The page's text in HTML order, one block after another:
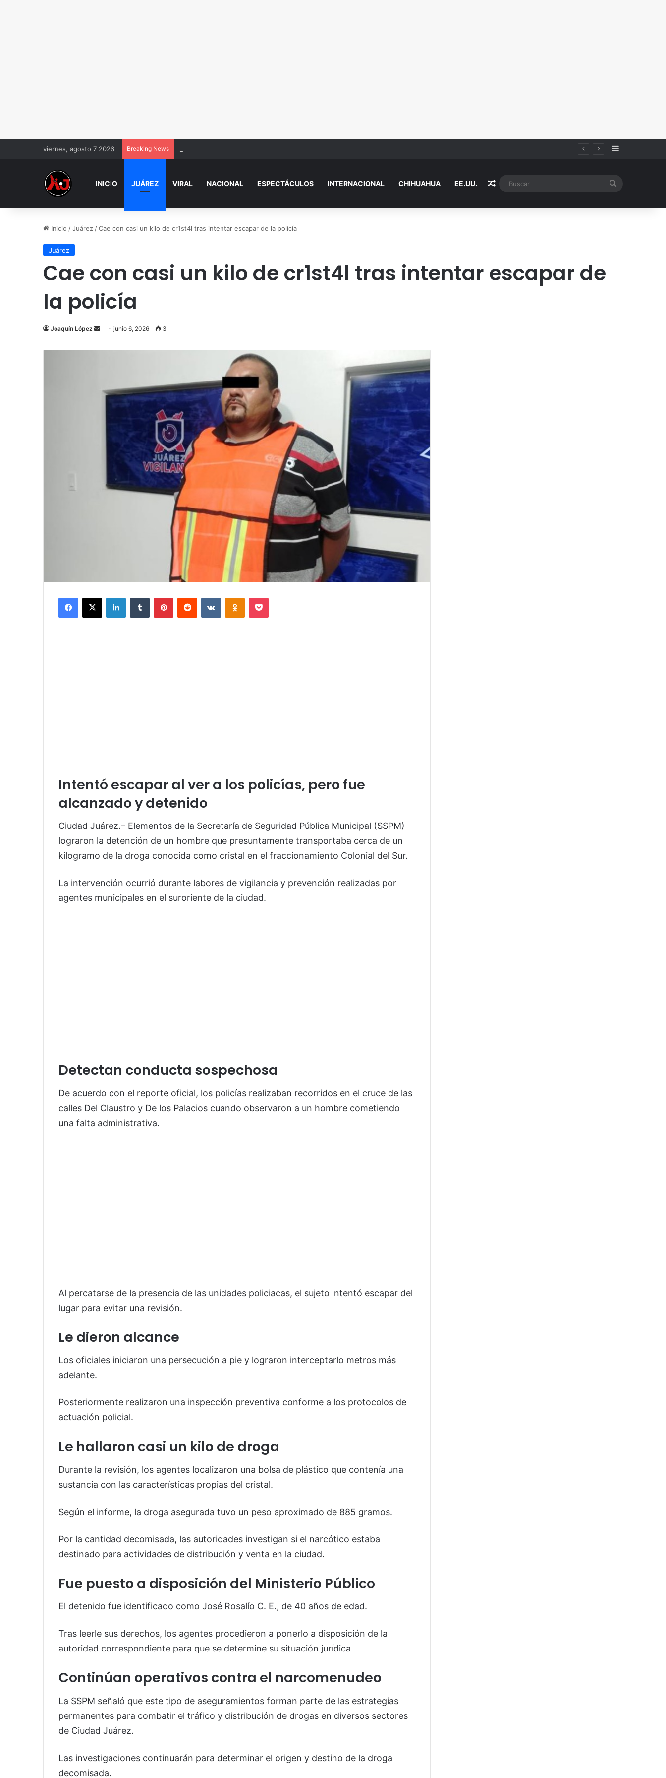
viernes, agosto 7 2026 Breaking News Sidebar
INICIO JUÁREZ VIRAL NACIONAL ESPECTÁCULOS INTERNACIONAL CHIHUAHUA EE.UU. Random Article
Inicio /Juárez /Cae con casi un kilo de cr1st4l tras intentar escapar de la policía
Juárez
Cae con casi un kilo de cr1st4l tras intentar escapar de
la policía
Joaquín López
Send
email
junio 6, 2026 3
Facebook
X LinkedInTumblr PinterestReddit VKontakteOdnoklassniki
Pocket
Intentó escapar al ver a los policías, pero fue
alcanzado y detenido
Ciudad Juárez.– Elementos de la Secretaría de Seguridad Pública Municipal (SSPM)
lograron la detención de un hombre que presuntamente transportaba cerca de un
kilogramo de la droga conocida como cristal en el fraccionamiento Colonial del Sur.
La intervención ocurrió durante labores de vigilancia y prevención realizadas por
agentes municipales en el suroriente de la ciudad.
Detectan conducta sospechosa
De acuerdo con el reporte oficial, los policías realizaban recorridos en el cruce de las
calles Del Claustro y De los Palacios cuando observaron a un hombre cometiendo
una falta administrativa.
Al percatarse de la presencia de las unidades policiacas, el sujeto intentó escapar del
lugar para evitar una revisión.
Le dieron alcance
Los oficiales iniciaron una persecución a pie y lograron interceptarlo metros más
adelante.
Posteriormente realizaron una inspección preventiva conforme a los protocolos de
actuación policial.
Le hallaron casi un kilo de droga
Durante la revisión, los agentes localizaron una bolsa de plástico que contenía una
sustancia con las características propias del cristal.
Según el informe, la droga asegurada tuvo un peso aproximado de 885 gramos.
Por la cantidad decomisada, las autoridades investigan si el narcótico estaba
destinado para actividades de distribución y venta en la ciudad.
Fue puesto a disposición del Ministerio Público
El detenido fue identificado como José Rosalío C. E., de 40 años de edad.
Tras leerle sus derechos, los agentes procedieron a ponerlo a disposición de la
autoridad correspondiente para que se determine su situación jurídica.
Continúan operativos contra el narcomenudeo
La SSPM señaló que este tipo de aseguramientos forman parte de las estrategias
permanentes para combatir el tráfico y distribución de drogas en diversos sectores
de Ciudad Juárez.
Las investigaciones continuarán para determinar el origen y destino de la droga
decomisada.